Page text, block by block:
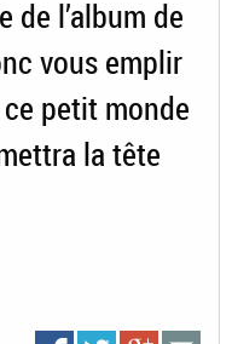
de l’album de
vous emplir
petit monde
la tête